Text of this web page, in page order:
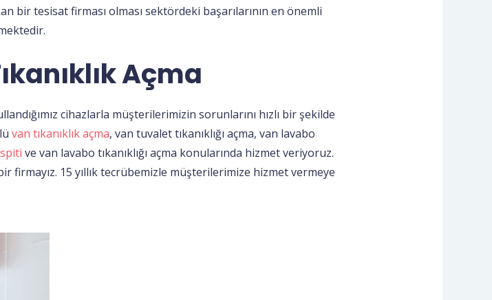
bir tesisat firması olması sektördeki başarılarının en önemli
Açma
cihazlarla müşterilerimizin sorunlarını hızlı bir şekilde
van tıkanıklık açma, van tuvalet tıkanıklığı açma, van lavabo
ve van lavabo tıkanıklığı açma konularında hizmet veriyoruz.
firmayız. 15 yıllık tecrübemizle müşterilerimize hizmet vermeye